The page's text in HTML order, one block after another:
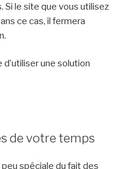
Si le site que vous utilisez
ce cas, il fermera
une solution
de votre temps
spéciale du fait des